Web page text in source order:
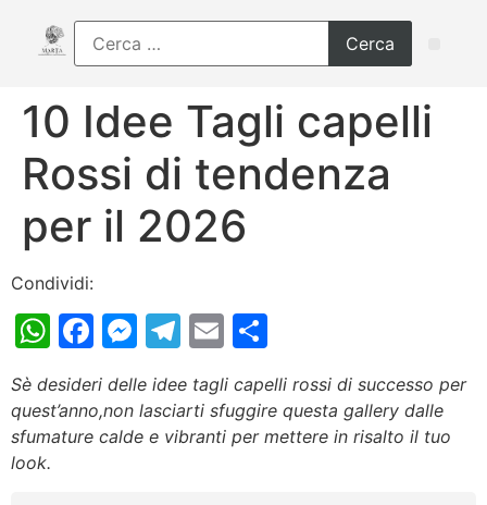
10 Idee Tagli capelli
Rossi di tendenza
per il 2026
Condividi:
WhatsApp
Facebook
Messenger
Telegram
Email
Sè desideri delle idee tagli capelli rossi di successo per
quest’anno,non lasciarti sfuggire questa gallery dalle
sfumature calde e vibranti per mettere in risalto il tuo
look.